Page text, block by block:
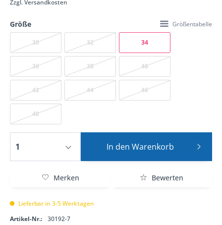
Zzgl.Versandkosten
Größe Größentabelle
30 32 34
36 38 40
42 44 46
48
In den Warenkorb
Merken Bewerten
Lieferbar in 3-5 Werktagen
Artikel-Nr.:
30192-7